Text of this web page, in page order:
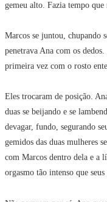
gemeu alto. Fazia tempo
Marcos se juntou, chupando
penetrava Ana com os
primeira vez com o rosto
Eles trocaram de posição.
duas se beijando e se
devagar, fundo, segurando
gemidos das duas mulheres
com Marcos dentro dela e a
orgasmo tão intenso que